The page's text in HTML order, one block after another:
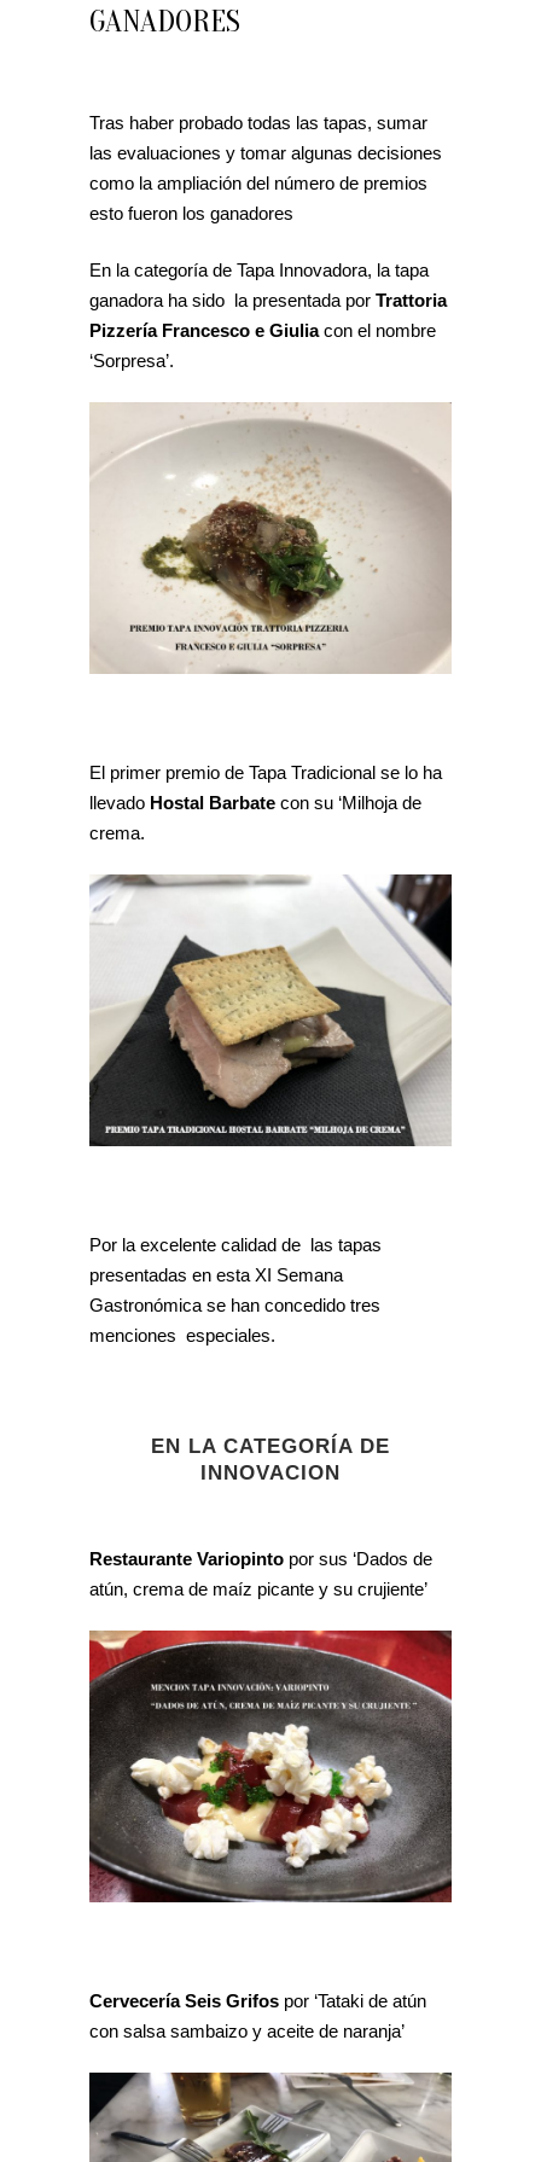
GANADORES
Tras haber probado todas las tapas, sumar
las evaluaciones y tomar algunas decisiones
como la ampliación del número de premios
esto fueron los ganadores
En la categoría de Tapa Innovadora, la tapa
ganadora ha sido la presentada por Trattoria
Pizzería Francesco e Giuliacon el nombre
‘Sorpresa’.
El primer premio de Tapa Tradicional se lo ha
llevado Hostal Barbate con su ‘Milhoja de
crema.
Por la excelente calidad de las tapas
presentadas en esta XI Semana
Gastronómica se han concedido tres
menciones especiales.
EN LA CATEGORÍA DE
INNOVACION
Restaurante Variopinto por sus ‘Dados de
atún, crema de maíz picante y su crujiente’
Cervecería Seis Grifos por ‘Tataki de atún
con salsa sambaizo y aceite de naranja’